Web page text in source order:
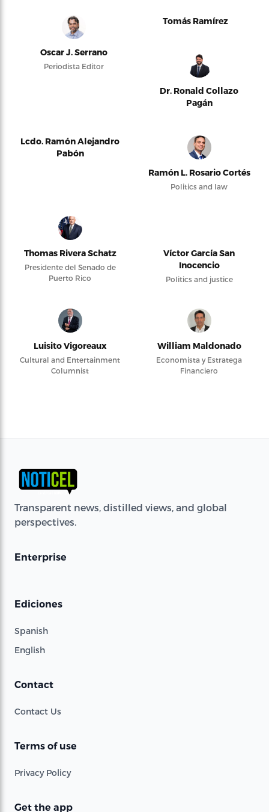
Oscar J. Serrano
Periodista Editor
Tomás Ramírez
Dr. Ronald Collazo
Pagán
Lcdo. Ramón Alejandro
Pabón
Ramón L. Rosario Cortés
Politics and law
Thomas Rivera Schatz
Presidente del Senado de
Puerto Rico
Víctor García San
Inocencio
Politics and justice
Luisito Vigoreaux
Cultural and Entertainment
Columnist
William Maldonado
Economista y Estratega
Financiero
Transparent news, distilled views, and global
perspectives.
Enterprise
Ediciones
Spanish
English
Contact
Contact Us
Terms of use
Privacy Policy
Get the app